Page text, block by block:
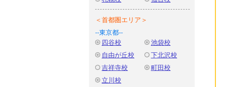
＜首都圏エリア＞
--東京都--
四谷校
池袋校
自由が丘校
下北沢校
吉祥寺校
町田校
立川校